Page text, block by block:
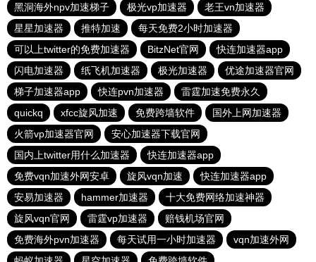
黑洞海外npv加速梯子
极光vp加速器
老王vn加速器
星星加速器
推特加速
每天免费2小时加速器
可以上twitter的免费加速器
BitzNet官网
快连加速器app
闪电加速器
纸飞机加速器 极光加速器
优途加速器官网
梯子加速器app
快连pvn加速器
雷霆加速免费永久
quickq
xfcc旋风加速 免费跨墙软件
国外上网加速器
火箭vp加速器官网
安心加速器下载官网
国内上twitter用什么加速器
快连加速器app
免费vqn加速外网安卓
旋风vqn加速
快连加速器app
安易加速器
hammer加速器
十大免费网络加速神器
旋风vqn官网
雷霆vp加速器
赔钱机场官网
免费海外pvn加速器
每天试用一小时加速器
vqn加速外网